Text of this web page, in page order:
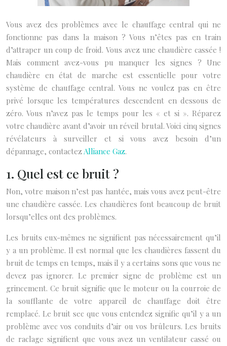
Vous avez des problèmes avec le chauffage central qui ne
fonctionne pas dans la maison ? Vous n’êtes pas en train
d’attraper un coup de froid. Vous avez une chaudière cassée !
Mais comment avez-vous pu manquer les signes ? Une
chaudière en état de marche est essentielle pour votre
système de chauffage central. Vous ne voulez pas en être
privé lorsque les températures descendent en dessous de
zéro. Vous n’avez pas le temps pour les « et si ». Réparez
votre chaudière avant d’avoir un réveil brutal. Voici cinq signes
révélateurs à surveiller et si vous avez besoin d’un
dépannage, contactez Alliance Gaz.
1. Quel est ce bruit ?
Non, votre maison n’est pas hantée, mais vous avez peut-être
une chaudière cassée. Les chaudières font beaucoup de bruit
lorsqu’elles ont des problèmes.
Les bruits eux-mêmes ne signifient pas nécessairement qu’il
y a un problème. Il est normal que les chaudières fassent du
bruit de temps en temps, mais il y a certains sons que vous ne
devez pas ignorer. Le premier signe de problème est un
grincement. Ce bruit signifie que le moteur ou la courroie de
la soufflante de votre appareil de chauffage doit être
remplacé. Le bruit sec que vous entendez signifie qu’il y a un
problème avec vos conduits d’air ou vos brûleurs. Les bruits
de raclage signifient que vous avez un ventilateur cassé ou